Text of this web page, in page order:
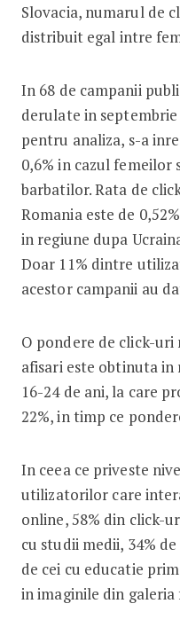
Slovacia, numarul de
distribuit egal intre
In 68 de campanii
derulate in septembrie
pentru analiza, s-a
0,6% in cazul femeilor
barbatilor. Rata de
Romania este de
in regiune dupa
Doar 11% dintre
acestor campanii au
O pondere de click-uri
afisari este obtinuta
16-24 de ani, la care
22%, in timp ce
In ceea ce priveste
utilizatorilor care
online, 58% din click-
cu studii medii, 34%
de cei cu educatie
in imaginile din